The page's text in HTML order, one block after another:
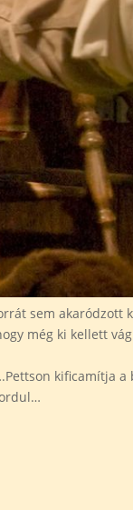
sem
még ki kellett
kificamítja